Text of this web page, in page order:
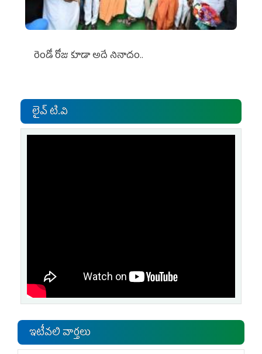
రెండో రోజు కూడా అదే నినాదం..
లైవ్ టి.వి
ఇటీవలి వార్తలు